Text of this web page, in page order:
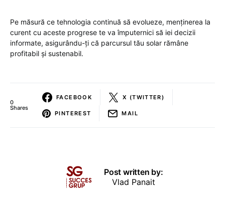
Pe măsură ce tehnologia continuă să evolueze, menținerea la
curent cu aceste progrese te va împuternici să iei decizii
informate, asigurându-ți că parcursul tău solar rămâne
profitabil și sustenabil.
0
Shares
FACEBOOK X (TWITTER)
PINTEREST MAIL
Post written by:
Vlad Panait